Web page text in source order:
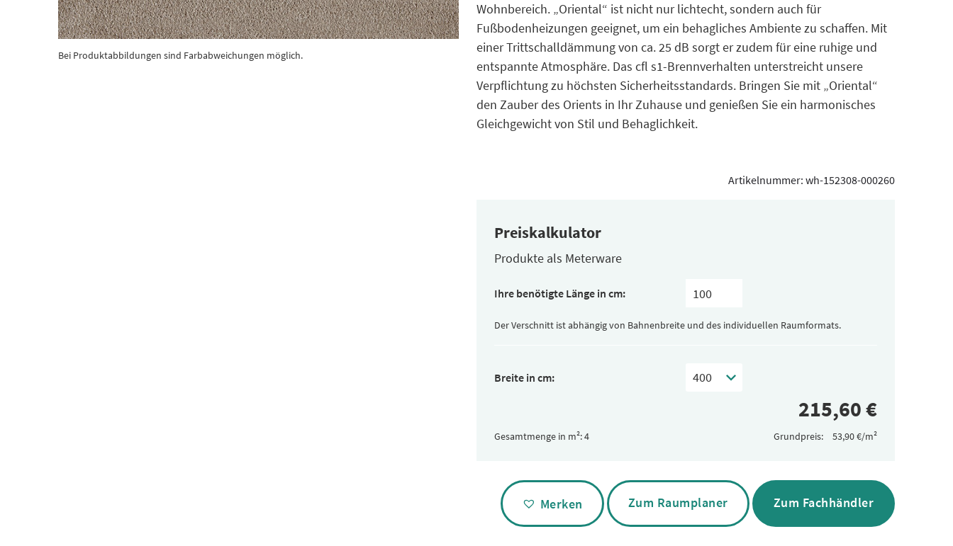
Bei Produktabbildungen sind Farbabweichungen möglich.
Wohnbereich. „Oriental“ ist nicht nur lichtecht, sondern auch für
Fußbodenheizungen geeignet, um ein behagliches Ambiente zu schaffen. Mit
einer Trittschalldämmung von ca. 25 dB sorgt er zudem für eine ruhige und
entspannte Atmosphäre. Das cfl s1-Brennverhalten unterstreicht unsere
Verpflichtung zu höchsten Sicherheitsstandards. Bringen Sie mit „Oriental“
den Zauber des Orients in Ihr Zuhause und genießen Sie ein harmonisches
Gleichgewicht von Stil und Behaglichkeit.
Artikelnummer: wh-152308-000260
Preiskalkulator
Produkte als Meterware
Ihre benötigte Länge in cm:
Der Verschnitt ist abhängig von Bahnenbreite und des individuellen Raumformats.
Breite in cm:
Gesamtmenge in m²: Grundpreis:
Alternative:
Merken Zum Raumplaner Zum Fachhändler